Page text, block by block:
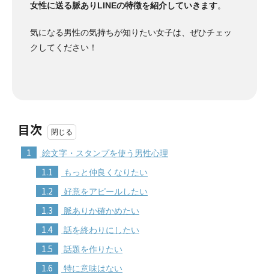
女性に送る脈ありLINEの特徴を紹介していきます。
気になる男性の気持ちが知りたい女子は、ぜひチェッ
クしてください！
目次
1 絵文字・スタンプを使う男性心理
1.1 もっと仲良くなりたい
1.2 好意をアピールしたい
1.3 脈ありか確かめたい
1.4 話を終わりにしたい
1.5 話題を作りたい
1.6 特に意味はない